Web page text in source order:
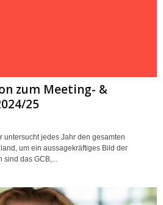
zum Meeting- &
25
untersucht jedes Jahr den gesamten
um ein aussagekräftiges Bild der
sind das GCB,...